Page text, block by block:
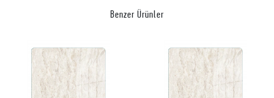
Benzer Ürünler